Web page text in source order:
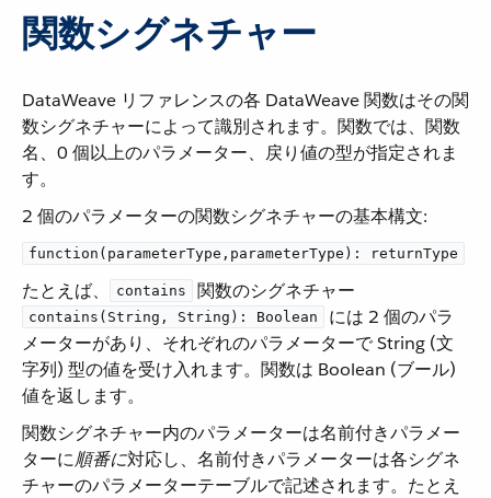
関数シグネチャー
DataWeave リファレンスの各 DataWeave 関数はその関
数シグネチャーによって識別されます。関数では、関数
名、0 個以上のパラメーター、戻り値の型が指定されま
す。
2 個のパラメーターの関数シグネチャーの基本構文:
function(parameterType,parameterType): returnType
たとえば、​ contains ​ 関数のシグネチャー ​
contains(String, String): Boolean
​ には 2 個のパラ
メーターがあり、それぞれのパラメーターで String (文
字列) 型の値を受け入れます。関数は Boolean (ブール)
値を返します。
関数シグネチャー内のパラメーターは名前付きパラメー
ターに​順番に​対応し、名前付きパラメーターは各シグネ
チャーのパラメーターテーブルで記述されます。たとえ